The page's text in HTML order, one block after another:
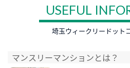
USEFUL
埼玉ウィークリードット
マンスリーマンションとは？